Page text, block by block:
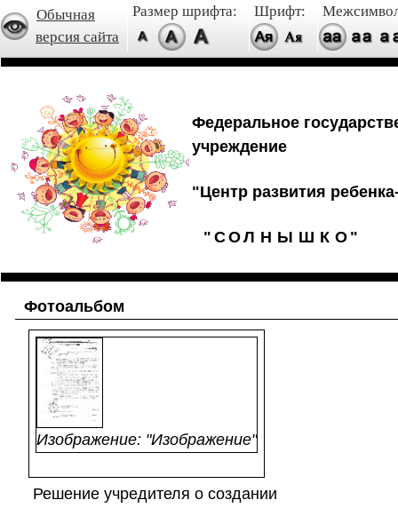
Обычная
версия сайта
Размер шрифта: Шрифт:
Федеральное
учреждение
"Центр развития
" СОЛ Н Ы Ш К О "
Фотоальбом
Изображение: "Изображение"
Решение учредителя о создании